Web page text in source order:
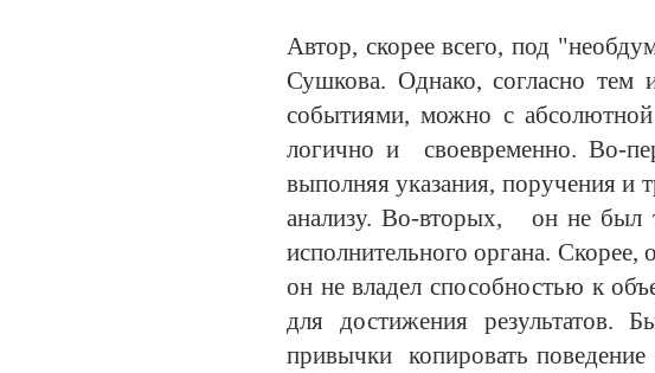
Автор, скорее всего, под
Сушкова. Однако, согласно тем
событиями, можно с
логично и своевременно. Во-
выполняя указания, поручения и
анализу. Во-вторых, он не был
исполнительного органа.
он не владел способностью к
для достижения результатов.
привычки копировать